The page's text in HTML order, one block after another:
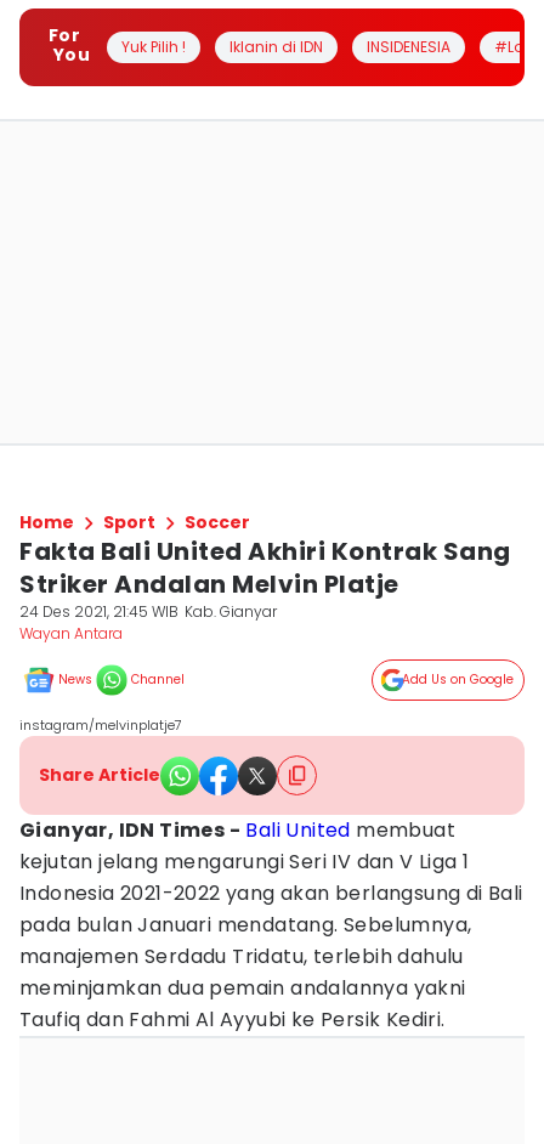
For
You
Yuk Pilih ! Iklanin di IDN INSIDENESIA
Home Sport Soccer
Fakta Bali United Akhiri Kontrak Sang
Striker Andalan Melvin Platje
24 Des 2021, 21:45 WIB Kab. Gianyar
Wayan Antara
News Channel Add Us on Google
instagram/melvinplatje7
Share Article
Gianyar, IDN Times - Bali United membuat
kejutan jelang mengarungi Seri IV dan V Liga 1
Indonesia 2021-2022 yang akan berlangsung di Bali
pada bulan Januari mendatang. Sebelumnya,
manajemen Serdadu Tridatu, terlebih dahulu
meminjamkan dua pemain andalannya yakni
Taufiq dan Fahmi Al Ayyubi ke Persik Kediri.